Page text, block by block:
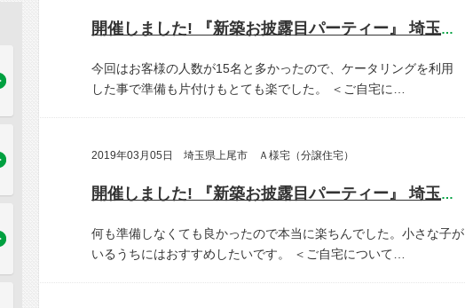
開催しました! 『新築お披露目パーティー』 埼玉県越谷市 T様宅
今回はお客様の人数が15名と多かったので、ケータリングを利用
した事で準備も片付けもとても楽でした。
＜ご自宅に…
2019年03月05日 埼玉県上尾市 Ａ様宅（分譲住宅）
開催しました! 『新築お披露目パーティー』 埼玉県上尾市 A様宅
何も準備しなくても良かったので本当に楽ちんでした。小さな子が
いるうちにはおすすめしたいです。
＜ご自宅について…